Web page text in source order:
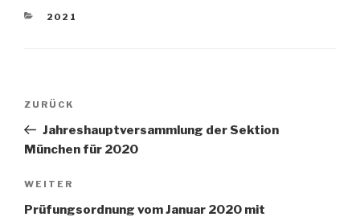
KATEGORIEN
2021
Beitragsnavigation
Vorheriger
Beitrag
ZURÜCK
Jahreshauptversammlung der Sektion
München für 2020
Nächster
Beitrag
WEITER
Prüfungsordnung vom Januar 2020 mit